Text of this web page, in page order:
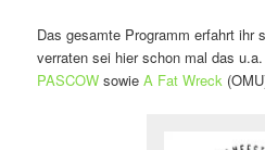
Das gesamte Programm erfahrt ihr
verraten sei hier schon mal das u.a.
PASCOW sowieA Fat Wreck